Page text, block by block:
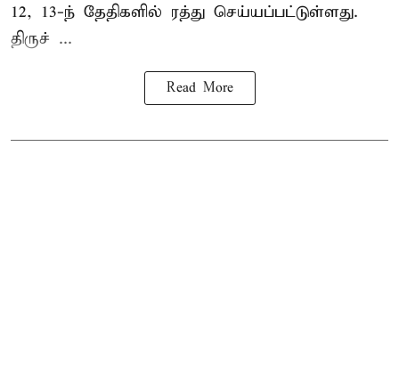
12, 13-ந் தேதிகளில் ரத்து செய்யப்பட்டுள்ளது.
திருச் ...
Read More